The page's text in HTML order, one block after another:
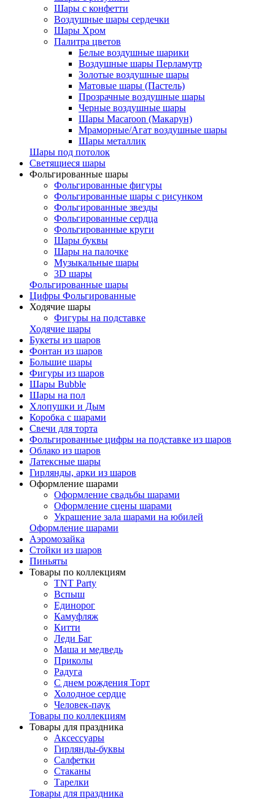
Шары с конфетти
Воздушные шары сердечки
Шары Хром
Палитра цветов
Белые воздушные шарики
Воздушные шары Перламутр
Золотые воздушные шары
Матовые шары (Пастель)
Прозрачные воздушные шары
Черные воздушные шары
Шары Macaroon (Макарун)
Мраморные/Агат воздушные шары
Шары металлик
Шары под потолок
Светящиеся шары
Фольгированные шары
Фольгированные фигуры
Фольгированные шары с рисунком
Фольгированные звезды
Фольгированные сердца
Фольгированные круги
Шары буквы
Шары на палочке
Музыкальные шары
3D шары
Фольгированные шары
Цифры Фольгированные
Ходячие шары
Фигуры на подставке
Ходячие шары
Букеты из шаров
Фонтан из шаров
Большие шары
Фигуры из шаров
Шары Bubble
Шары на пол
Хлопушки и Дым
Коробка с шарами
Свечи для торта
Фольгированные цифры на подставке из шаров
Облако из шаров
Латексные шары
Гирлянды, арки из шаров
Оформление шарами
Оформление свадьбы шарами
Оформление сцены шарами
Украшение зала шарами на юбилей
Оформление шарами
Аэромозайка
Стойки из шаров
Пиньяты
Товары по коллекциям
TNT Party
Вспыш
Единорог
Камуфляж
Китти
Леди Баг
Маша и медведь
Приколы
Радуга
С днем рождения Торт
Холодное сердце
Человек-паук
Товары по коллекциям
Товары для праздника
Аксессуары
Гирлянды-буквы
Салфетки
Стаканы
Тарелки
Товары для праздника